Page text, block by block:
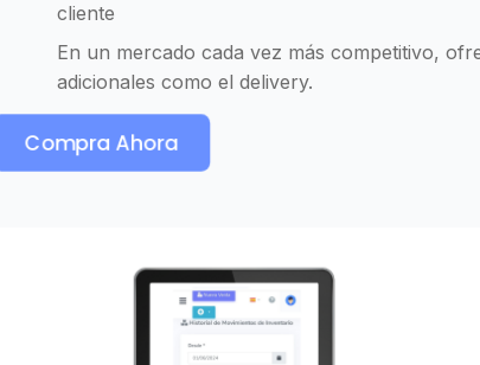
cliente
En un mercado cada vez más competitivo,
adicionales como el delivery.
Compra Ahora